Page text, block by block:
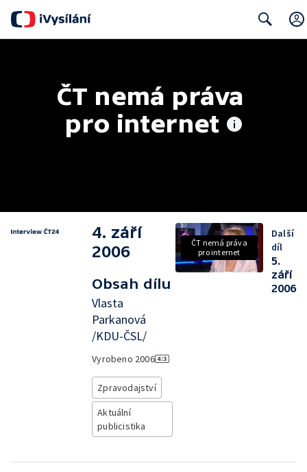
ČT nemá práva
pro internet
4. září
2006
Obsah dílu
Vlasta
Parkanová
/KDU-ČSL/
Vyrobeno 2006
Zpravodajství
Aktuální
publicistika
ČT nemá práva
pro internet
Další
díl
5.
září
2006